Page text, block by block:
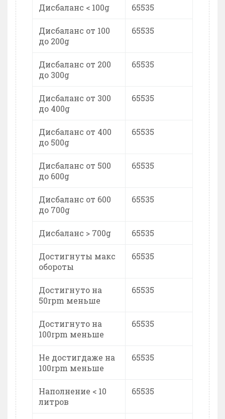
Дисбаланс < 100g 65535
Дисбаланс от 100
до 200g
65535
Дисбаланс от 200
до 300g
65535
Дисбаланс от 300
до 400g
65535
Дисбаланс от 400
до 500g
65535
Дисбаланс от 500
до 600g
65535
Дисбаланс от 600
до 700g
65535
Дисбаланс > 700g 65535
Достигнуты макс
обороты
65535
Достигнуто на
50rpm меньше
65535
Достигнуто на
100rpm меньше
65535
Не достигдаже на
100rpm меньше
65535
Наполнение < 10
литров
65535